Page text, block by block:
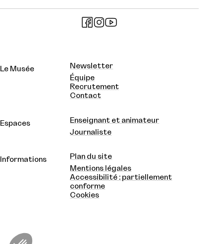
Le Musée
Newsletter
Équipe
Recrutement
Contact
Espaces
Enseignant et animateur
Journaliste
Informations
Plan du site
Mentions légales
Accessibilité : partiellement
conforme
Cookies